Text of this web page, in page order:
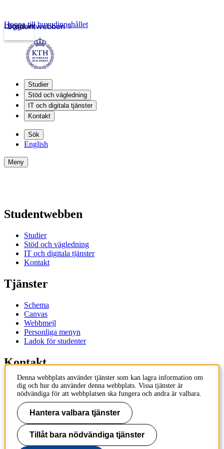
Studentwebben
Logga in
Hoppa till huvudinnehållet
Studier
Stöd och vägledning
IT och digitala tjänster
Kontakt
Sök
English
Meny
Studentwebben
Studier
Stöd och vägledning
IT och digitala tjänster
Kontakt
Tjänster
Schema
Canvas
Webbmejl
Personliga menyn
Ladok för studenter
Kontakt
Kontakta utbildningsprogram
Kontakta kurs
IT-support
KTH Entré
KTH
100 44 Stockholm
Denna webbplats använder tjänster som kan lagra information om
dig och hur du använder denna webbplats. Vissa tjänster är
nödvändiga för att webbplatsen ska fungera och andra är valbara.
Hantera valbara tjänster
Tillåt bara nödvändiga tjänster